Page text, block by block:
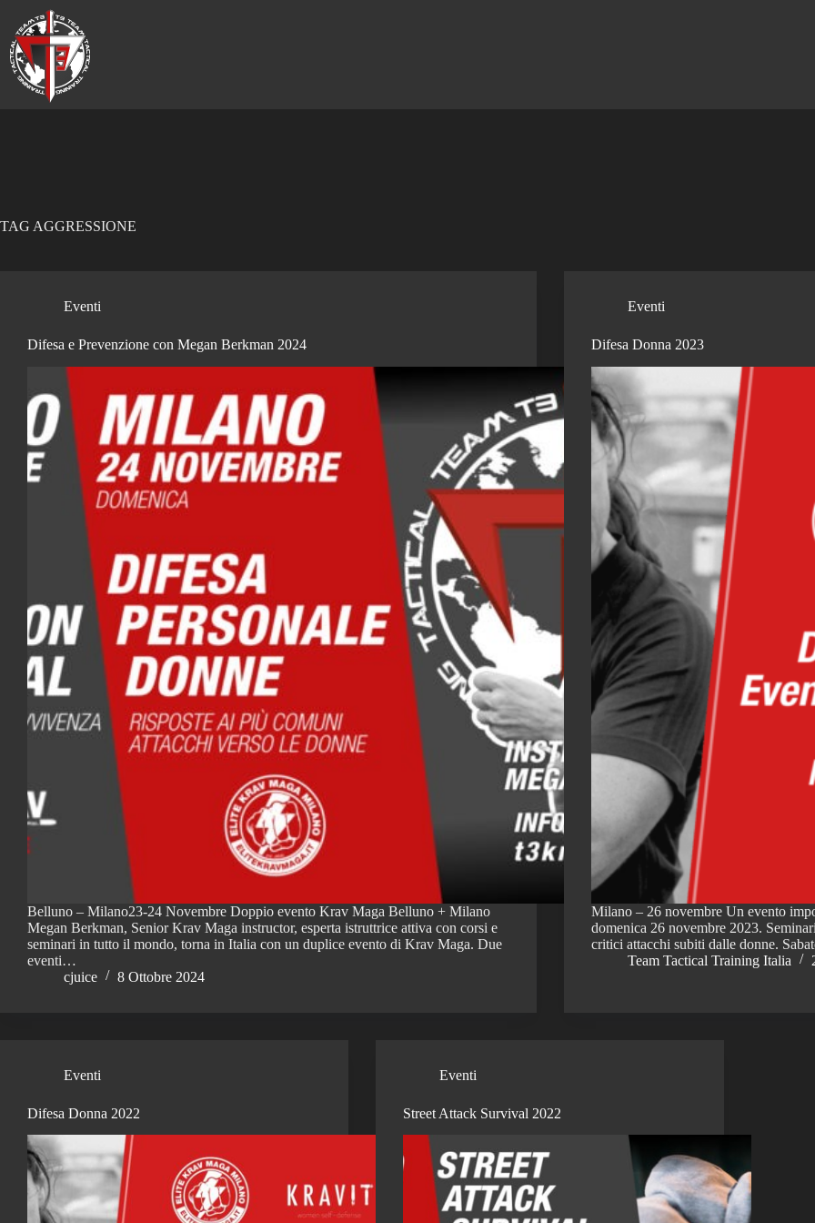
contenuto
TAG AGGRESSIONE
Eventi
Difesa e Prevenzione con Megan Berkman 2024
Belluno – Milano23-24 Novembre Doppio evento Krav Maga Belluno + Milano
Megan Berkman, Senior Krav Maga instructor, esperta istruttrice attiva con corsi e
seminari in tutto il mondo, torna in Italia con un duplice evento di Krav Maga. Due
eventi…
cjuice
8 Ottobre 2024
Eventi
Difesa Donna 2023
Milano – 26 novembre Un evento
domenica 26 novembre 2023.
critici attacchi subiti dalle donne.
Team Tactical Training Italia
Eventi
Difesa Donna 2022
Eventi
Street Attack Survival 2022